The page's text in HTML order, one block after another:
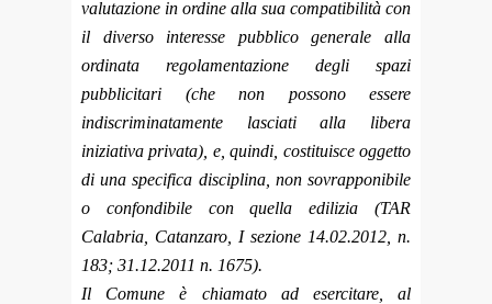
valutazione in ordine alla sua compatibilità con
il diverso interesse pubblico generale alla
ordinata regolamentazione degli spazi
pubblicitari (che non possono essere
indiscriminatamente lasciati alla libera
iniziativa privata), e, quindi, costituisce oggetto
di una specifica disciplina, non sovrapponibile
o confondibile con quella edilizia (TAR
Calabria, Catanzaro, I sezione 14.02.2012, n.
183; 31.12.2011 n. 1675).
Il Comune è chiamato ad esercitare, al